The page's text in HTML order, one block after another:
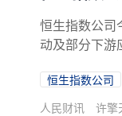
恒生指数公司
动及部分下游
恒生指数公司
人民财讯
许擎